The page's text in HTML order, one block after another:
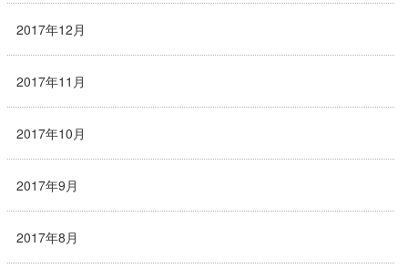
2017年12月
2017年11月
2017年10月
2017年9月
2017年8月